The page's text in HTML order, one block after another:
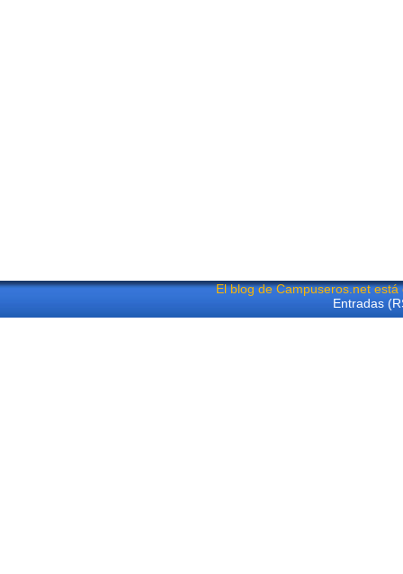
El blog de Campuseros.net
Entradas